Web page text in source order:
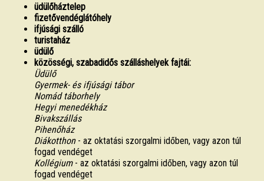
üdülőháztelep
fizetővendéglátóhely
ifjúsági szálló
turistaház
üdülő
közösségi, szabadidős szálláshelyek fajtái:
Üdülő
Gyermek- és ifjúsági tábor
Nomád táborhely
Hegyi menedékház
Bivakszállás
Pihenőház
Diákotthon- az oktatási szorgalmi időben, vagy azon túl
fogad vendéget
Kollégium- az oktatási szorgalmi időben, vagy azon túl
fogad vendéget